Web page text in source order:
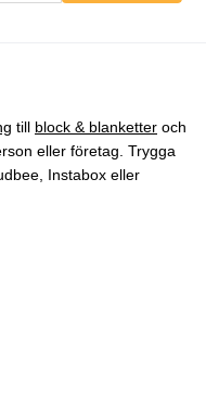
till block & blanketter och
eller företag. Trygga
Instabox eller